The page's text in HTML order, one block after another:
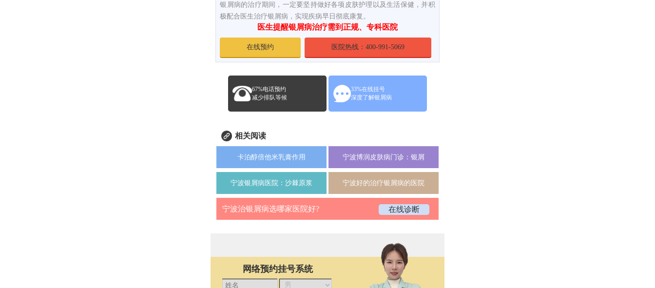
银屑病的治疗期间，一定要坚持做好各项皮肤护理以及生活保健，并积
极配合医生治疗银屑病，实现疾病早日彻底康复。
医生提醒银屑病治疗需到正规、专科医院
在线预约 医院热线：400-991-5069
67%电话预约
减少排队等候
33%在线挂号
深度了解银屑病
相关阅读
卡泊醇倍他米乳膏作用 宁波博润皮肤病门诊：银屑
宁波银屑病医院：沙棘原浆 宁波好的治疗银屑病的医院
宁波治银屑病选哪家医院好? 在线诊断
网络预约挂号系统